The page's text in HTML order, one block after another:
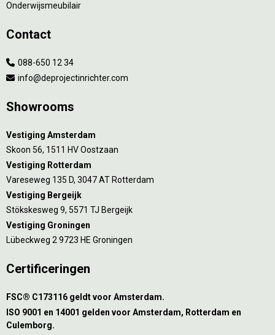
Onderwijsmeubilair
Contact
088-650 12 34
info@deprojectinrichter.com
Showrooms
Vestiging Amsterdam
Skoon 56, 1511 HV Oostzaan
Vestiging Rotterdam
Vareseweg 135 D, 3047 AT Rotterdam
Vestiging Bergeijk
Stökskesweg 9, 5571 TJ Bergeijk
Vestiging Groningen
Lübeckweg 2 9723 HE Groningen
Certificeringen
FSC® C173116 geldt voor Amsterdam.
ISO 9001 en 14001 gelden voor Amsterdam, Rotterdam en
Culemborg.